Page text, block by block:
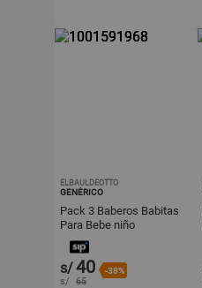
ELBAULDEOTTO
GENÉRICO
Pack 3 Baberos Babitas
Para Bebe niño
s/40 -38%
s/ 65